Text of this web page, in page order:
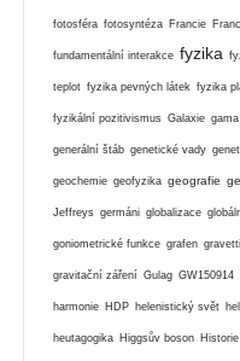
fotosféra fotosyntéza Francie
fundamentální interakce fyzika
teplot fyzika pevných látek fyzika
fyzikální pozitivismus Galaxie
generální štáb genetické vady
geochemie geofyzika geografie
Jeffreys germáni globalizace
goniometrické funkce grafen
gravitační záření Gulag GW150914
harmonie HDP helenistický svět
heutagogika Higgsův boson